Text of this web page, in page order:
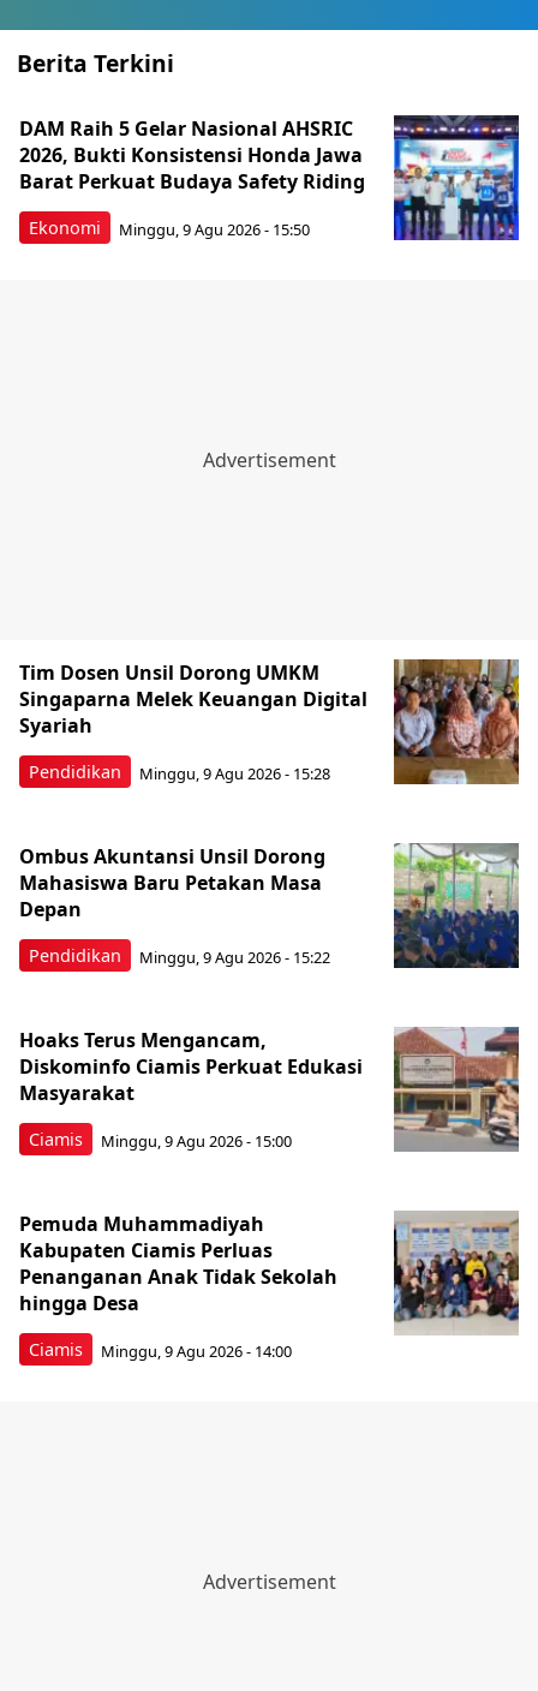
Berita Terkini
Ekonomi
DAM Raih 5 Gelar Nasional AHSRIC
2026, Bukti Konsistensi Honda Jawa
Barat Perkuat Budaya Safety Riding
Minggu, 9 Agu 2026 - 15:50
Pendidikan
Tim Dosen Unsil Dorong UMKM
Singaparna Melek Keuangan Digital
Syariah
Minggu, 9 Agu 2026 - 15:28
Pendidikan
Ombus Akuntansi Unsil Dorong
Mahasiswa Baru Petakan Masa
Depan
Minggu, 9 Agu 2026 - 15:22
Ciamis
Hoaks Terus Mengancam,
Diskominfo Ciamis Perkuat Edukasi
Masyarakat
Minggu, 9 Agu 2026 - 15:00
Ciamis
Pemuda Muhammadiyah
Kabupaten Ciamis Perluas
Penanganan Anak Tidak Sekolah
hingga Desa
Minggu, 9 Agu 2026 - 14:00